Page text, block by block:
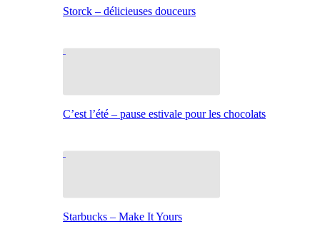
Storck – délicieuses douceurs
C’est l’été – pause estivale pour les chocolats
Starbucks – Make It Yours